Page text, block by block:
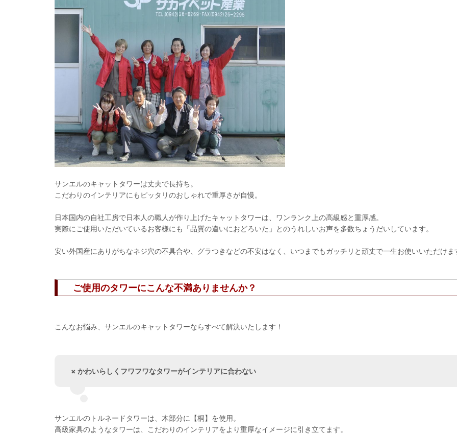
サンエルのキャットタワーは丈夫で長持ち。
こだわりのインテリアにもピッタリのおしゃれで重厚さが自慢。
日本国内の自社工房で日本人の職人が作り上げたキャットタワーは、ワンランク上の高級感と重厚感。
実際にご使用いただいているお客様にも「品質の違いにおどろいた」とのうれしいお声を多数ちょうだいしています。
安い外国産にありがちなネジ穴の不具合や、グラつきなどの不安はなく、いつまでもガッチリと頑丈で一生お使いいただけま
ご使用のタワーにこんな不満ありませんか？
こんなお悩み、サンエルのキャットタワーならすべて解決いたします！
× かわいらしくフワフワなタワーがインテリアに合わない
サンエルのトルネードタワーは、木部分に【桐】を使用。
高級家具のようなタワーは、こだわりのインテリアをより重厚なイメージに引き立てます。